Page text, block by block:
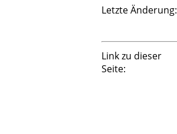
Letzte Änderung:
Link zu dieser
Seite: